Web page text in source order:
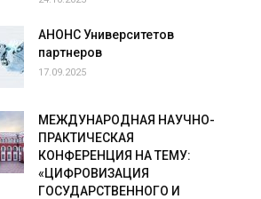
АНОНС Университетов
партнеров
17.09.2025
МЕЖДУНАРОДНАЯ НАУЧНО-
ПРАКТИЧЕСКАЯ
КОНФЕРЕНЦИЯ НА ТЕМУ:
«ЦИФРОВИЗАЦИЯ
ГОСУДАРСТВЕННОГО И